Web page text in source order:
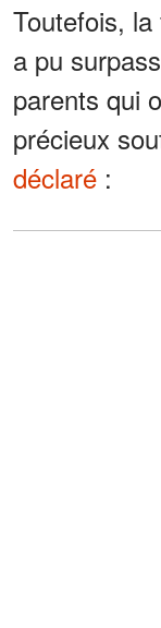
Toutefois,
a pu
parents qui
précieux
déclaré :